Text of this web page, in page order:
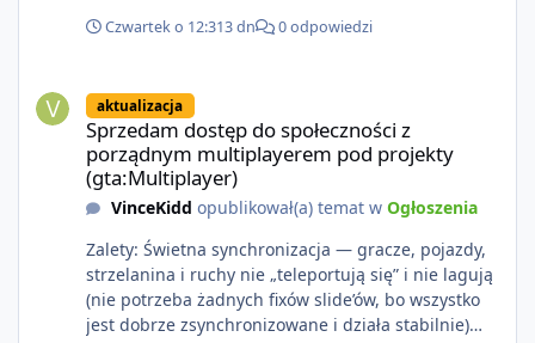
https://netflix.com/GTAVI Grand Theft Auto VI
https://www.rockstargames.com/VI.
Czwartek o 12:313 dn 0 odpowiedzi
aktualizacja
Sprzedam dostęp do społeczności z
porządnym multiplayerem pod projekty
(gta:Multiplayer)
VinceKidd opublikował(a) temat w Ogłoszenia
Zalety: Świetna synchronizacja — gracze, pojazdy,
strzelanina i ruchy nie „teleportują się” i nie lagują
(nie potrzeba żadnych fixów slide’ów, bo wszystko
jest dobrze zsynchronizowane i działa stabilnie)